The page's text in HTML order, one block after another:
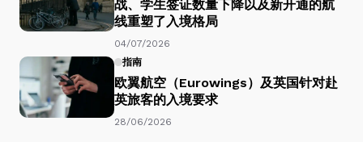
战、学生签证数量下降以及新开通的航
线重塑了入境格局
04/07/2026
指南
欧翼航空（Eurowings）及英国针对赴
英旅客的入境要求
28/06/2026